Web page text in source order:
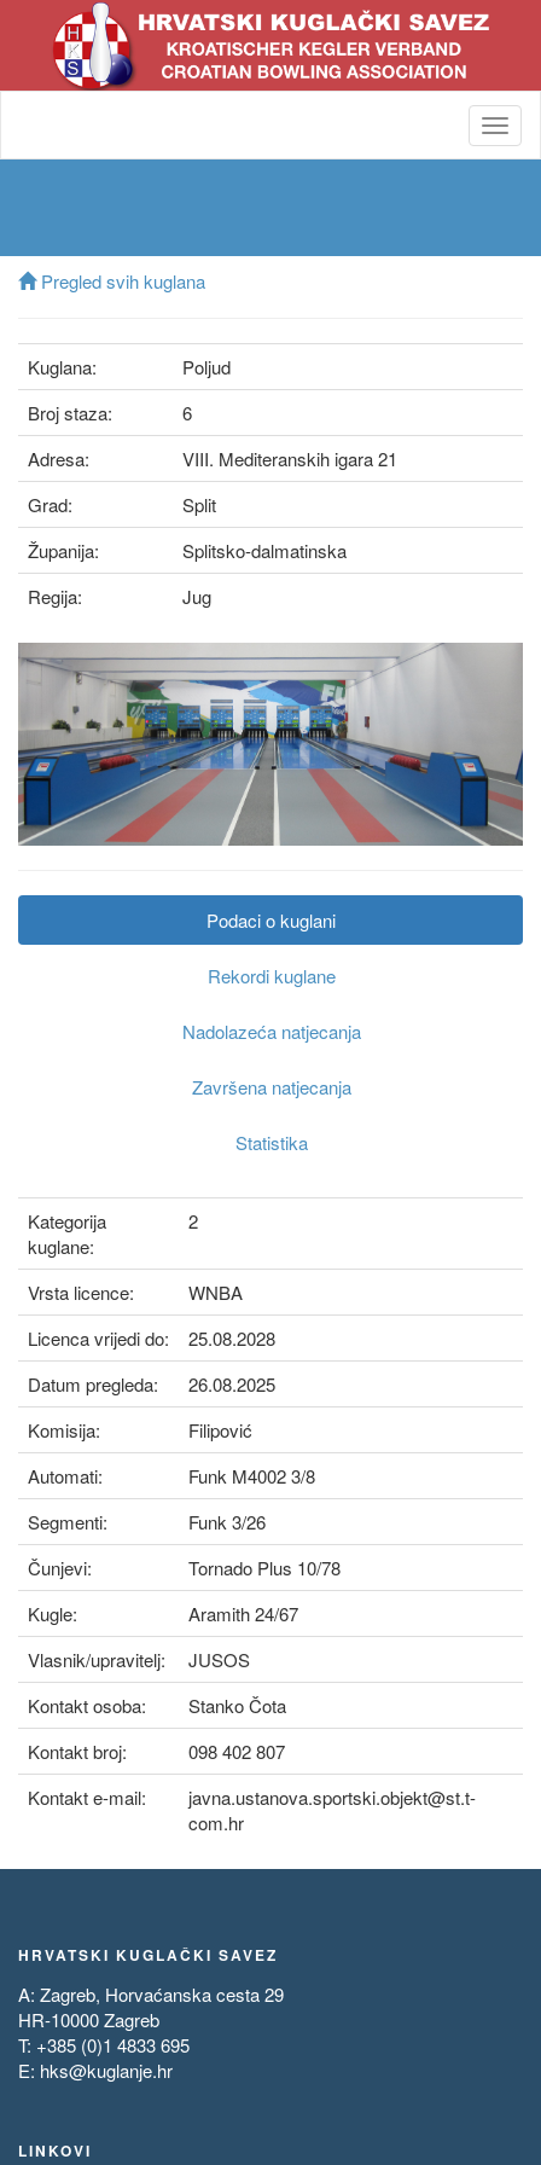
Pregled svih kuglana
Kuglana:
Poljud
Broj staza:
6
Adresa:
VIII. Mediteranskih igara 21
Grad:
Split
Županija:
Splitsko-dalmatinska
Regija:
Jug
Podaci o kuglani
Rekordi kuglane
Nadolazeća natjecanja
Završena natjecanja
Statistika
Kategorija
kuglane:
2
Vrsta licence:
WNBA
Licenca vrijedi do:
25.08.2028
Datum pregleda:
26.08.2025
Komisija:
Filipović
Automati:
Funk M4002 3/8
Segmenti:
Funk 3/26
Čunjevi:
Tornado Plus 10/78
Kugle:
Aramith 24/67
Vlasnik/upravitelj:
JUSOS
Kontakt osoba:
Stanko Čota
Kontakt broj:
098 402 807
Kontakt e-mail:
javna.ustanova.sportski.objekt@st.t-
com.hr
HRVATSKI KUGLAČKI SAVEZ
A: Zagreb, Horvaćanska cesta 29
HR-10000 Zagreb
T: +385 (0)1 4833 695
E: hks@kuglanje.hr
LINKOVI